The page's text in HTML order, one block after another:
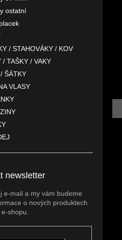
ostatní
/ STAHOVÁKY / KOV
/ TAŠKY / VAKY
ŠÁTKY
VLASY
newsletter
e-mail a my vám budeme
o nových produktech
shopu.